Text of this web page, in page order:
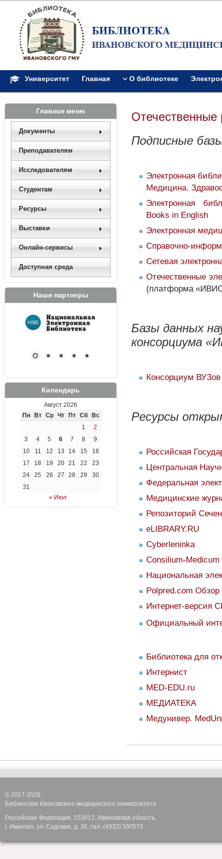
Университет Главная О библиотеке
Главное меню
Документы
Преподавателям
Исследователям
Студентам
Ресурсы
Выставки
Онлайн-сервисы
Доступная среда
Наши партнеры
Календарь
Август 2026
Пн
Вт Ср Чт Пт Сб
Вс
1
2
3
4 5 6 7 8
9
10
11 12 13 14 15
16
17
18 19 20 21 22
23
24
25 26 27 28 29
30
31
« Июл
Отечественные
Подписные
Электронная
Медицина.
Электронная
Books in English
Электронная
Справочно-
Сетевая
Отечественные
(платформа
Базы данных
консорциума
Консорциум ВУЗов
Ресурсы
Российская
Центральная
Федеральная
Медицинские
Репозиторий
eLIBRARY.RU
Cyberleninka
Consilium-Medicum
Национальная
Polpred.com
Интернет-версия
Официальный
Библиотека для
Интернист
MED-EDU.ru
МЕДИАТЕКА
Медунивер.
© 2017-2026
Библиотека Ивановского медицинского университета
Российская Федерация, 153012, Ивановская область,
г. Иваново, ул. Садовая, д. 36, тел. (4932) 590573